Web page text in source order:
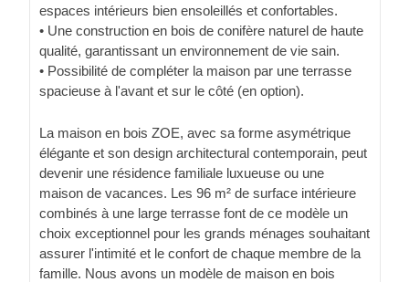
espaces intérieurs bien ensoleillés et confortables.
• Une construction en bois de conifère naturel de haute
qualité, garantissant un environnement de vie sain.
• Possibilité de compléter la maison par une terrasse
spacieuse à l'avant et sur le côté (en option).
La maison en bois ZOE, avec sa forme asymétrique
élégante et son design architectural contemporain, peut
devenir une résidence familiale luxueuse ou une
maison de vacances. Les 96 m² de surface intérieure
combinés à une large terrasse font de ce modèle un
choix exceptionnel pour les grands ménages souhaitant
assurer l'intimité et le confort de chaque membre de la
famille. Nous avons un modèle de maison en bois